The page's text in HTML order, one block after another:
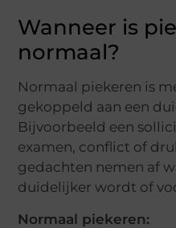
Wanneer is
normaal?
Normaal piekeren is
gekoppeld aan een
Bijvoorbeeld een
examen, conflict of
gedachten nemen af
duidelijker wordt of
Normaal piekeren: